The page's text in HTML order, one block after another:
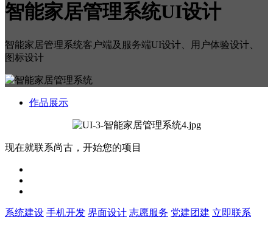
智能家居管理系统UI设计
智能家居管理系统客户端及服务端UI设计、用户体验设计、
图标设计
作品展示
现在就联系尚古，开始您的项目
系统建设 手机开发 界面设计 志愿服务 党建团建 立即联系